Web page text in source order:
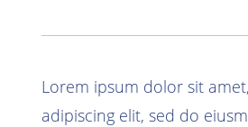
Lorem ipsum dolor sit
adipiscing elit, sed do